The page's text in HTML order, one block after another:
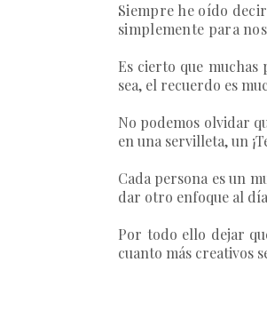
Siempre he oído
simplemente para
Es cierto que
sea, el recuerdo es
No podemos olvidar
en una servilleta, un
Cada persona es un
dar otro enfoque al
Por todo ello dejar
cuanto más creativos